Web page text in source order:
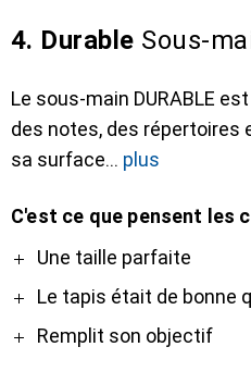
4. Durable Sous-
Le sous-main DURABLE
des notes, des
sa surface
plus
C'est ce que pensent les
ProUne taille parfaite
Le tapis était de bonne
Remplit son objectif
Contre